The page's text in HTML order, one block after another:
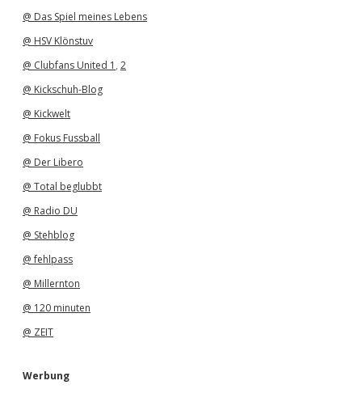
@ Das Spiel meines Lebens
@ HSV Klönstuv
@ Clubfans United 1 , 2
@ Kickschuh-Blog
@ Kickwelt
@ Fokus Fussball
@ Der Libero
@ Total beglubbt
@ Radio DU
@ Stehblog
@ fehlpass
@ Millernton
@ 120 minuten
@ ZEIT
Werbung